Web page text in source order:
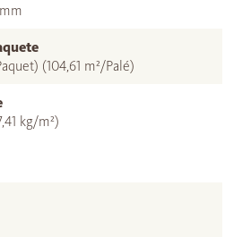
(104,61 m²/Palé)
kg/m²)